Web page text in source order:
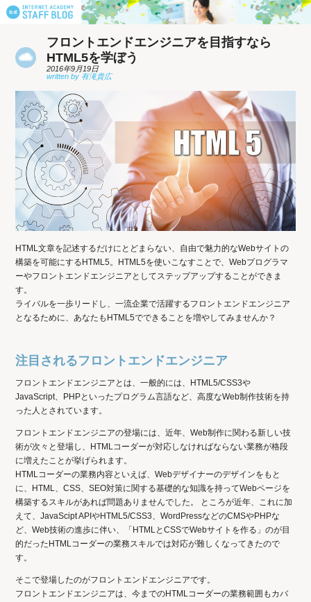
フロントエンドエンジニアを目指すなら
HTML5を学ぼう
2016年9月19日
HTML文章を記述するだけにとどまらない、自由で魅力的なWebサイトの
構築を可能にするHTML5。HTML5を使いこなすことで、Webプログラマ
ーやフロントエンドエンジニアとしてステップアップすることができま
す。
ライバルを一歩リードし、一流企業で活躍するフロントエンドエンジニア
となるために、あなたもHTML5でできることを増やしてみませんか？
注目されるフロントエンドエンジニア
フロントエンドエンジニアとは、一般的には、HTML5/CSS3や
JavaScript、PHPといったプログラム言語など、高度なWeb制作技術を持
った人とされています。
フロントエンドエンジニアの登場には、近年、Web制作に関わる新しい技
術が次々と登場し、HTMLコーダーが対応しなければならない業務が格段
に増えたことが挙げられます。
HTMLコーダーの業務内容といえば、Webデザイナーのデザインをもと
に、HTML、CSS、SEO対策に関する基礎的な知識を持ってWebページを
構築するスキルがあれば問題ありませんでした。 ところが近年、これに加
えて、JavaScipt APIやHTML5/CSS3、WordPressなどのCMSやPHPな
ど、Web技術の進歩に伴い、「HTMLとCSSでWebサイトを作る」のが目
的だったHTMLコーダーの業務スキルでは対応が難しくなってきたので
す。
そこで登場したのがフロントエンドエンジニアです。
フロントエンドエンジニアは、今までのHTMLコーダーの業務範囲もカバ